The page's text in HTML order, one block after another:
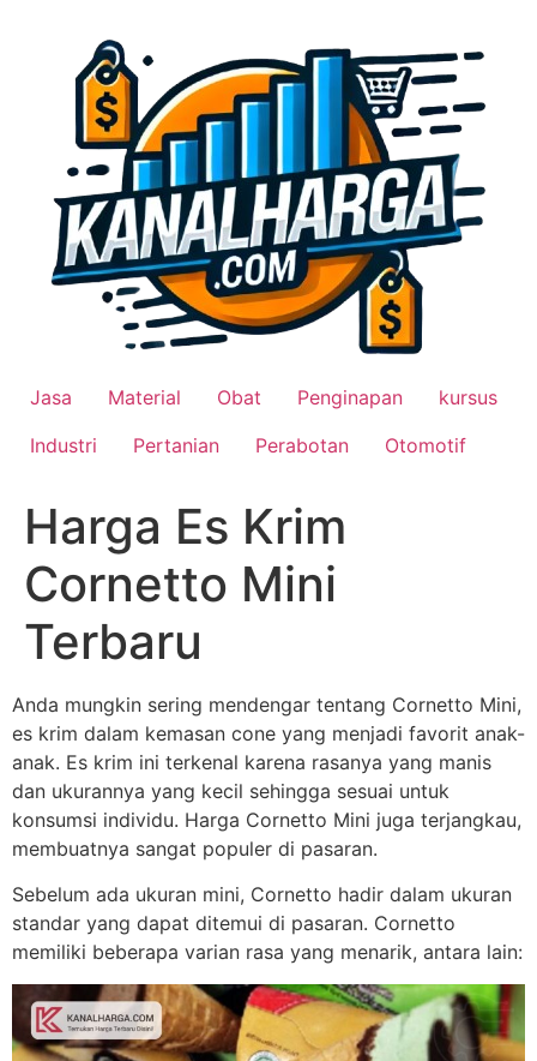
Jasa Material Obat Penginapan
kursus
Industri
Pertanian Perabotan Otomotif
Harga Es Krim
Cornetto Mini
Terbaru
Anda mungkin sering mendengar tentang Cornetto Mini,
es krim dalam kemasan cone yang menjadi favorit anak-
anak. Es krim ini terkenal karena rasanya yang manis
dan ukurannya yang kecil sehingga sesuai untuk
konsumsi individu. Harga Cornetto Mini juga terjangkau,
membuatnya sangat populer di pasaran.
Sebelum ada ukuran mini, Cornetto hadir dalam ukuran
standar yang dapat ditemui di pasaran. Cornetto
memiliki beberapa varian rasa yang menarik, antara lain: